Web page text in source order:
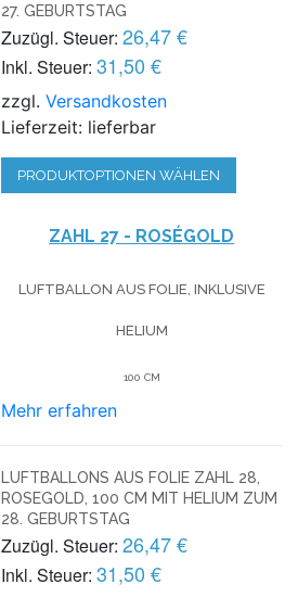
27. GEBURTSTAG
Zuzügl. Steuer: 26,47 €
Inkl. Steuer: 31,50 €
zzgl.Versandkosten
Lieferzeit: lieferbar
PRODUKTOPTIONEN WÄHLEN
ZAHL 27 - ROSÉGOLD
LUFTBALLON AUS FOLIE, INKLUSIVE
HELIUM
100 CM
Mehr erfahren
LUFTBALLONS AUS FOLIE ZAHL 28,
ROSEGOLD, 100 CM MIT HELIUM ZUM
28. GEBURTSTAG
Zuzügl. Steuer: 26,47 €
Inkl. Steuer: 31,50 €